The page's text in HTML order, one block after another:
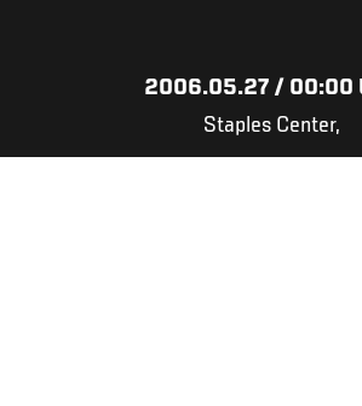
2006.05.27 / 00:00
Staples Center,